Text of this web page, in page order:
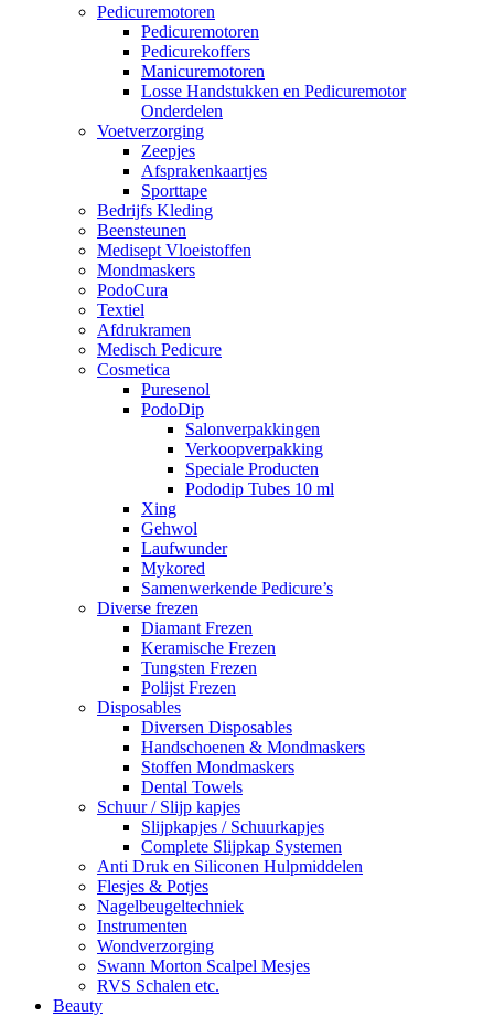
Pedicuremotoren
Pedicuremotoren
Pedicurekoffers
Manicuremotoren
Losse Handstukken en Pedicuremotor
Onderdelen
Voetverzorging
Zeepjes
Afsprakenkaartjes
Sporttape
Bedrijfs Kleding
Beensteunen
Medisept Vloeistoffen
Mondmaskers
PodoCura
Textiel
Afdrukramen
Medisch Pedicure
Cosmetica
Puresenol
PodoDip
Salonverpakkingen
Verkoopverpakking
Speciale Producten
Pododip Tubes 10 ml
Xing
Gehwol
Laufwunder
Mykored
Samenwerkende Pedicure’s
Diverse frezen
Diamant Frezen
Keramische Frezen
Tungsten Frezen
Polijst Frezen
Disposables
Diversen Disposables
Handschoenen & Mondmaskers
Stoffen Mondmaskers
Dental Towels
Schuur / Slijp kapjes
Slijpkapjes / Schuurkapjes
Complete Slijpkap Systemen
Anti Druk en Siliconen Hulpmiddelen
Flesjes & Potjes
Nagelbeugeltechniek
Instrumenten
Wondverzorging
Swann Morton Scalpel Mesjes
RVS Schalen etc.
Beauty